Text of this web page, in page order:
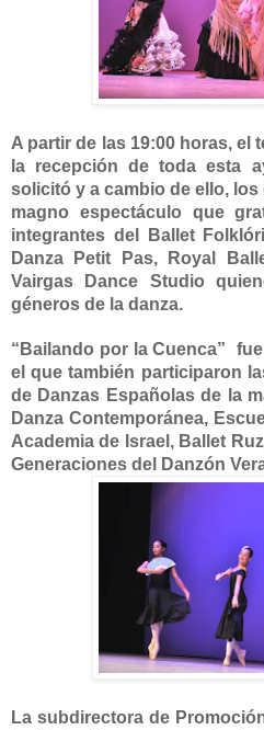
A partir de las 19:00 horas, el
la recepción de toda esta
solicitó y a cambio de ello,
magno espectáculo que
integrantes del Ballet
Danza Petit Pas, Royal
Vairgas Dance Studio
géneros de la danza.
“Bailando por la Cuenca”
el que también participaron
de Danzas Españolas de la
Danza Contemporánea,
Academia de Israel, Ballet
Generaciones del Danzón
La subdirectora de